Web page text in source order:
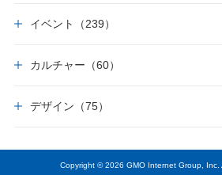
イベント（239）
カルチャー（60）
デザイン（75）
Copyright © 2026 GMO Internet Group, Inc.